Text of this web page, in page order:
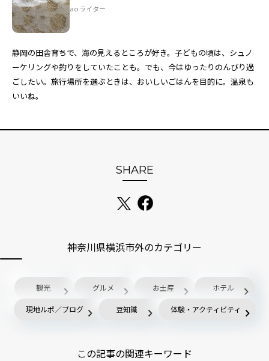
ao ライター
静岡の田舎育ちで、海の見えるところが好き。子どもの頃は、シュノ
ーケリングや釣りをしていたことも。でも、今はゆったりのんびり過
ごしたい。旅行場所を選ぶときは、おいしいごはんを目的に。温泉も
いいね。
SHARE
神奈川県横浜市外のカテゴリー
観光 グルメ お土産 ホテル
現地ルポ／ブログ 豆知識 体験・アクティビティ
この記事の関連キーワード